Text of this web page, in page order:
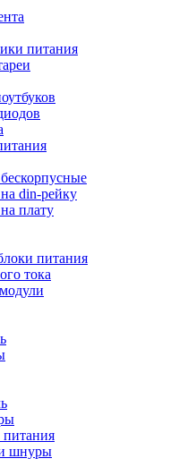
питания
din-рейку
плату
питания
тока
шнуры